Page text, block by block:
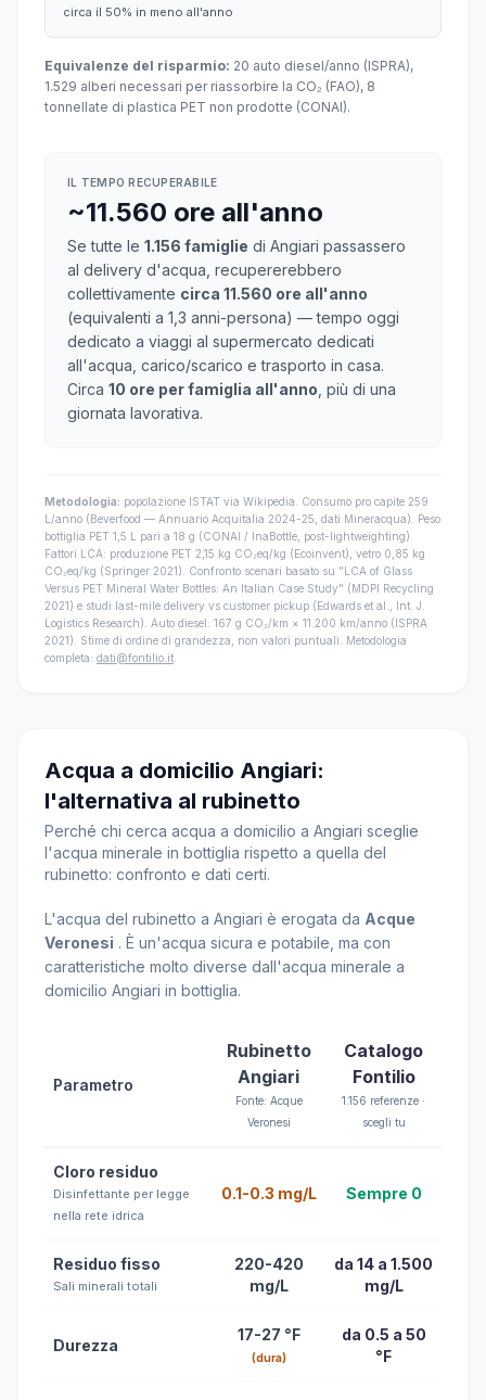
circa il 50% in meno all'anno
Equivalenze del risparmio: 20 auto diesel/anno (ISPRA),
1.529 alberi necessari per riassorbire la CO₂ (FAO), 8
tonnellate di plastica PET non prodotte (CONAI).
IL TEMPO RECUPERABILE
~11.560 ore all'anno
Se tutte le 1.156 famiglie di Angiari passassero
al delivery d'acqua, recupererebbero
collettivamente circa 11.560 ore all'anno
(equivalenti a 1,3 anni-persona) — tempo oggi
dedicato a viaggi al supermercato dedicati
all'acqua, carico/scarico e trasporto in casa.
Circa 10 ore per famiglia all'anno , più di una
giornata lavorativa.
Metodologia: popolazione ISTAT via Wikipedia. Consumo pro capite 259
L/anno (Beverfood — Annuario Acquitalia 2024-25, dati Mineracqua). Peso
bottiglia PET 1,5 L pari a 18 g (CONAI / InaBottle, post-lightweighting).
Fattori LCA: produzione PET 2,15 kg CO₂eq/kg (Ecoinvent), vetro 0,85 kg
CO₂eq/kg (Springer 2021). Confronto scenari basato su "LCA of Glass
Versus PET Mineral Water Bottles: An Italian Case Study" (MDPI Recycling
2021) e studi last-mile delivery vs customer pickup (Edwards et al., Int. J.
Logistics Research). Auto diesel: 167 g CO₂/km × 11.200 km/anno (ISPRA
2021). Stime di ordine di grandezza, non valori puntuali. Metodologia
completa: dati@fontilio.it
Acqua a domicilio Angiari:
l'alternativa al rubinetto
Perché chi cerca acqua a domicilio a Angiari sceglie
l'acqua minerale in bottiglia rispetto a quella del
rubinetto: confronto e dati certi.
L'acqua del rubinetto a Angiari è erogata da Acque
Veronesi . È un'acqua sicura e potabile, ma con
caratteristiche molto diverse dall'acqua minerale a
domicilio Angiari in bottiglia.
Parametro
Rubinetto
Angiari
Fonte: Acque
Veronesi
Catalogo
Fontilio
1.156 referenze ·
scegli tu
Cloro residuo
Disinfettante per legge
nella rete idrica
0.1-0.3 mg/L Sempre 0
Residuo fisso
Sali minerali totali
220-420
mg/L
da 14 a 1.500
mg/L
Durezza
17-27 °F
(dura)
da 0.5 a 50
°F